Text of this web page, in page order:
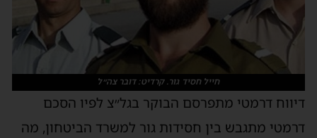
חייל חסיד גור. קרדיט: דובר צה״ל
דרמטי מתפרסם הבוקר בגל״צ לפיו הסכם
מתגבש בין חסידות גור למשרד הביטחון, מה